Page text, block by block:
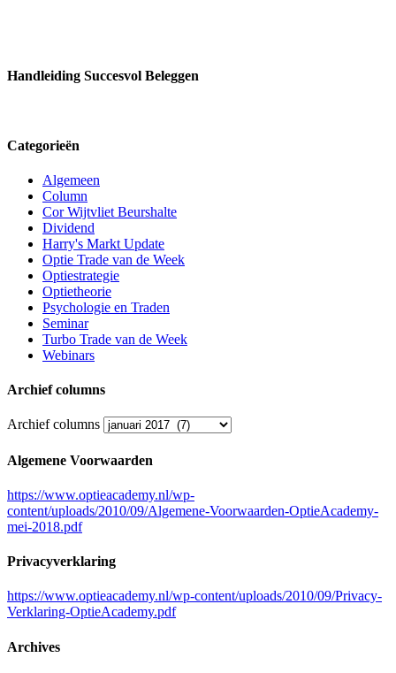
Handleiding Succesvol Beleggen
Categorieën
Algemeen
Column
Cor Wijtvliet Beurshalte
Dividend
Harry's Markt Update
Optie Trade van de Week
Optiestrategie
Optietheorie
Psychologie en Traden
Seminar
Turbo Trade van de Week
Webinars
Archief columns
Archief columns
Algemene Voorwaarden
https://www.optieacademy.nl/wp-
content/uploads/2010/09/Algemene-Voorwaarden-OptieAcademy-
mei-2018.pdf
Privacyverklaring
https://www.optieacademy.nl/wp-content/uploads/2010/09/Privacy-
Verklaring-OptieAcademy.pdf
Archives